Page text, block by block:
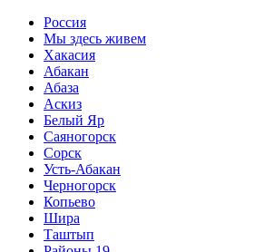
Перейти
содержимому
Россия
Мы здесь живем
Хакасия
Абакан
Абаза
Аскиз
Белый Яр
Саяногорск
Сорск
Усть-Абакан
Черногорск
Копьево
Шира
Таштып